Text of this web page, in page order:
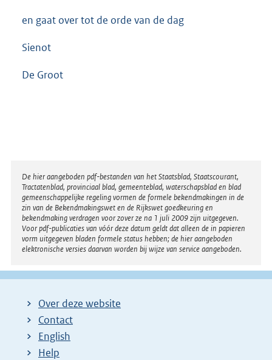
en gaat over tot de orde van de dag
Sienot
De Groot
Disclaimer
De hier aangeboden pdf-bestanden van het Staatsblad, Staatscourant,
Tractatenblad, provinciaal blad, gemeenteblad, waterschapsblad en blad
gemeenschappelijke regeling vormen de formele bekendmakingen in de
zin van de Bekendmakingswet en de Rijkswet goedkeuring en
bekendmaking verdragen voor zover ze na 1 juli 2009 zijn uitgegeven.
Voor pdf-publicaties van vóór deze datum geldt dat alleen de in papieren
vorm uitgegeven bladen formele status hebben; de hier aangeboden
elektronische versies daarvan worden bij wijze van service aangeboden.
Over deze website
Contact
English
Help